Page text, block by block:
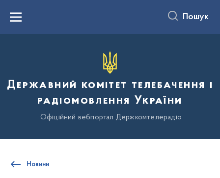
вмістуMenu Пошук
Державний комітет телебачення і
радіомовлення України
Офіційний вебпортал Держкомтелерадіо
Новини